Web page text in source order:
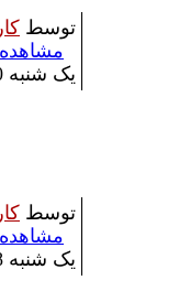
توسط
یک شنبه 20 آبان 1403, 8:32 am
توسط
یک شنبه 8 اسفند 1400, 7:31 am